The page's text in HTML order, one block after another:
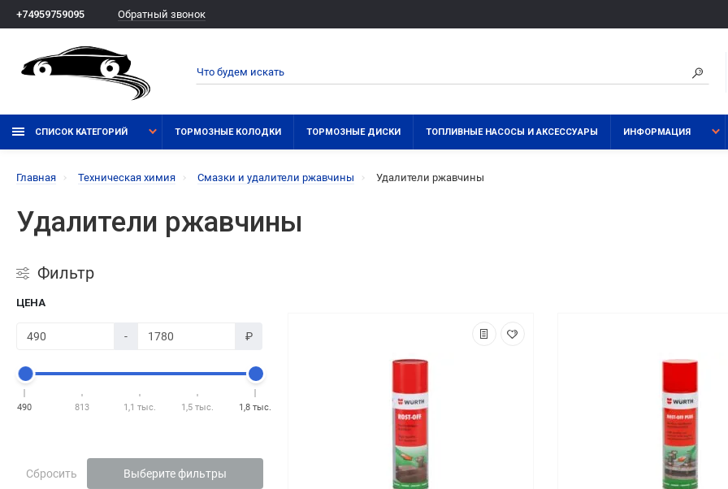
+74959759095 Обратный звонок
СПИСОК КАТЕГОРИЙ ТОРМОЗНЫЕ КОЛОДКИ ТОРМОЗНЫЕ ДИСКИ ТОПЛИВНЫЕ НАСОСЫ И АКСЕССУАРЫ ИНФОРМАЦИЯ
Главная Техническая химия Смазки и удалители ржавчины Удалители ржавчины
Удалители ржавчины
Фильтр
ЦЕНА
- ₽
490 813 1,1 тыс. 1,5 тыс. 1,8 тыс.
Сбросить Выберите фильтры